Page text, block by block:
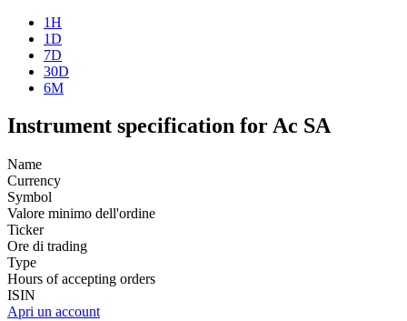
1H
1D
7D
30D
6M
Instrument specification for Ac SA
Name
Currency
Symbol
Valore minimo dell'ordine
Ticker
Ore di trading
Type
Hours of accepting orders
ISIN
Apri un account